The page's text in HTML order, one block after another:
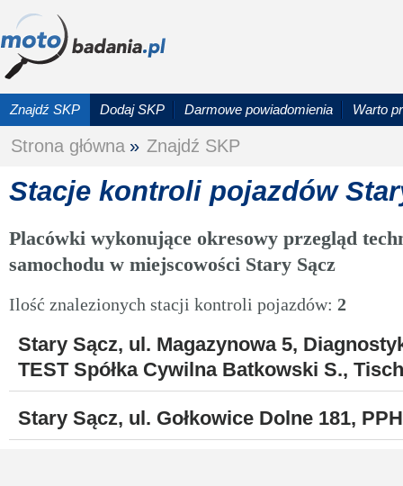
Znajdź SKP Dodaj SKP Darmowe powiadomienia Warto
Strona główna » Znajdź SKP
Stacje kontroli pojazdów
Placówki wykonujące okresowy przegląd
samochodu w miejscowości Stary Sącz
Ilość znalezionych stacji kontroli pojazdów: 2
Stary Sącz, ul. Magazynowa 5,
TEST Spółka Cywilna Batkowski S.,
Stary Sącz, ul. Gołkowice Dolne 181,